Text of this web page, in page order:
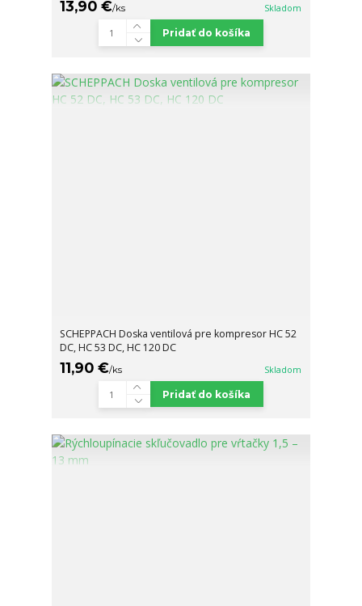
13,90 €/ks Skladom
Pridať do košíka
SCHEPPACH Doska ventilová pre kompresor HC 52
DC, HC 53 DC, HC 120 DC
11,90 €/ks Skladom
Pridať do košíka